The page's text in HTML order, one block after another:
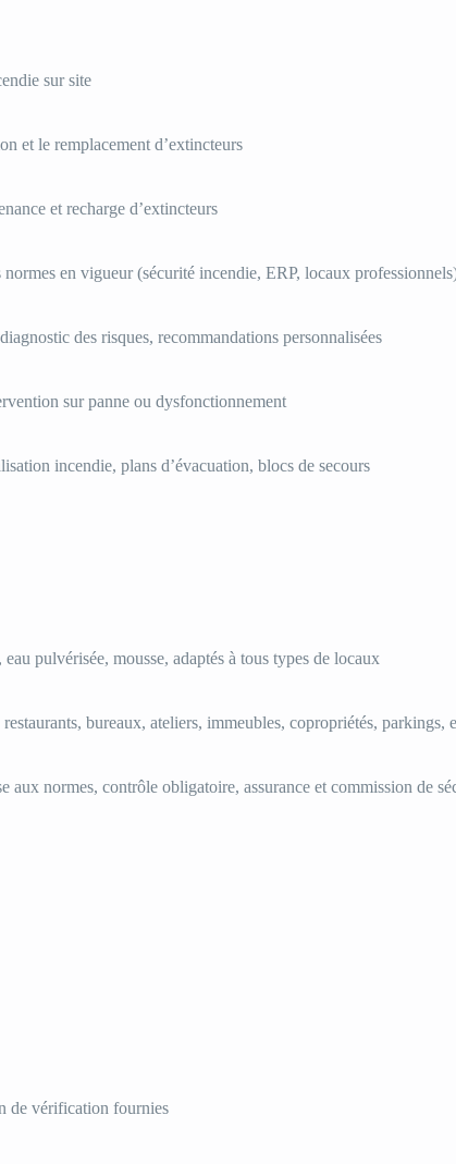
sur site
et le remplacement d’extincteurs
et recharge d’extincteurs
en vigueur (sécurité incendie, ERP, locaux
des risques, recommandations personnalisées
sur panne ou dysfonctionnement
incendie, plans d’évacuation, blocs de secours
pulvérisée, mousse, adaptés à tous types de locaux
bureaux, ateliers, immeubles, copropriétés, parkings,
aux normes, contrôle obligatoire, assurance et commission de
de vérification fournies